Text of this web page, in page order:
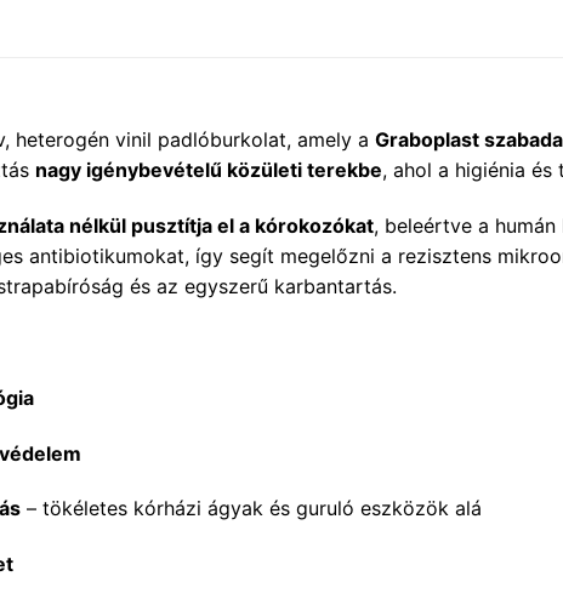
heterogén vinil padlóburkolat, amely a Graboplast
nagy igénybevételű közületi terekbe, ahol a higiénia
nélkül pusztítja el a kórokozókat, beleértve a
antibiotikumokat, így segít megelőzni a rezisztens
és az egyszerű karbantartás.
– tökéletes kórházi ágyak és guruló eszközök alá